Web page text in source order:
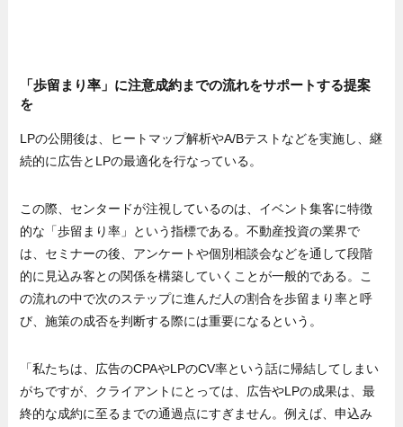
「歩留まり率」に注意成約までの流れをサポートする提案
を
LPの公開後は、ヒートマップ解析やA/Bテストなどを実施し、継
続的に広告とLPの最適化を行なっている。
この際、センタードが注視しているのは、イベント集客に特徴
的な「歩留まり率」という指標である。不動産投資の業界で
は、セミナーの後、アンケートや個別相談会などを通して段階
的に見込み客との関係を構築していくことが一般的である。こ
の流れの中で次のステップに進んだ人の割合を歩留まり率と呼
び、施策の成否を判断する際には重要になるという。
「私たちは、広告のCPAやLPのCV率という話に帰結してしまい
がちですが、クライアントにとっては、広告やLPの成果は、最
終的な成約に至るまでの通過点にすぎません。例えば、申込み